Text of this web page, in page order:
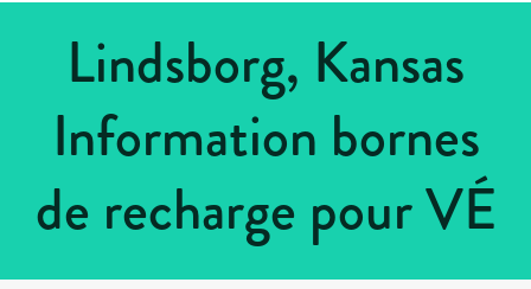
Lindsborg, Kansas
Information bornes
de recharge pour VÉ
États-Unis > Kansas